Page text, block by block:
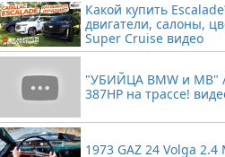
Какой купить
двигатели, салоны,
Super Cruise видео
"УБИЙЦА BMW и
387HP на трассе!
1973 GAZ 24 Volga 2.4